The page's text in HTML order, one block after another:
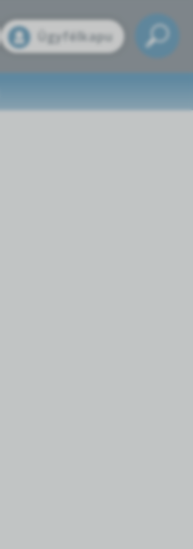
Ügyfélkapu